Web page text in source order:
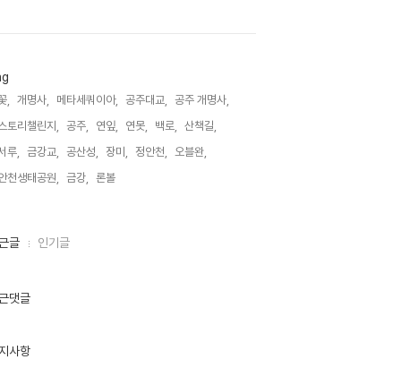
, 개명사, 메타세쿼이아, 공주대교,
공주 개명사,
토리챌린지,
공주, 연잎, 연못, 백로,
산책길,
루,
금강교, 공산성, 장미, 정안천,
오블완,
천생태공원,
금강, 론볼,
글 인기글
댓글
사항